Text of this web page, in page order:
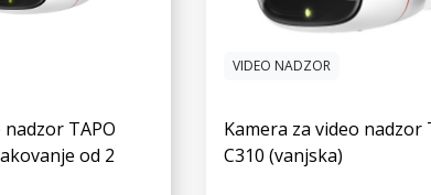
TAPO
od 2
VIDEO NADZOR
Kamera za video nadzor
C310 (vanjska)